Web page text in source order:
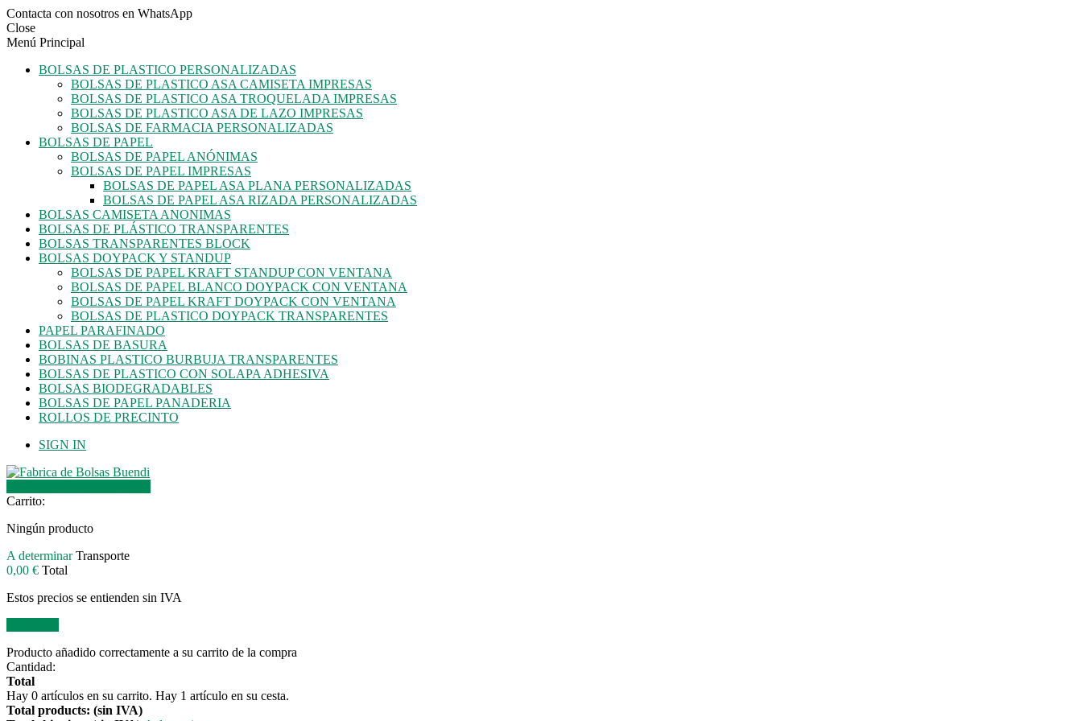
Contacta con nosotros en WhatsApp
Close
Menú Principal
BOLSAS DE PLASTICO PERSONALIZADAS
BOLSAS DE PLASTICO ASA CAMISETA IMPRESAS
BOLSAS DE PLASTICO ASA TROQUELADA IMPRESAS
BOLSAS DE PLASTICO ASA DE LAZO IMPRESAS
BOLSAS DE FARMACIA PERSONALIZADAS
BOLSAS DE PAPEL
BOLSAS DE PAPEL ANÓNIMAS
BOLSAS DE PAPEL IMPRESAS
BOLSAS DE PAPEL ASA PLANA PERSONALIZADAS
BOLSAS DE PAPEL ASA RIZADA PERSONALIZADAS
BOLSAS CAMISETA ANONIMAS
BOLSAS DE PLÁSTICO TRANSPARENTES
BOLSAS TRANSPARENTES BLOCK
BOLSAS DOYPACK Y STANDUP
BOLSAS DE PAPEL KRAFT STANDUP CON VENTANA
BOLSAS DE PAPEL BLANCO DOYPACK CON VENTANA
BOLSAS DE PAPEL KRAFT DOYPACK CON VENTANA
BOLSAS DE PLASTICO DOYPACK TRANSPARENTES
PAPEL PARAFINADO
BOLSAS DE BASURA
BOBINAS PLASTICO BURBUJA TRANSPARENTES
BOLSAS DE PLASTICO CON SOLAPA ADHESIVA
BOLSAS BIODEGRADABLES
BOLSAS DE PAPEL PANADERIA
ROLLOS DE PRECINTO
SIGN IN
Carrito:
Ningún producto
A determinarTransporte
0,00 € Total
Estos precios se entienden sin IVA
Producto añadido correctamente a su carrito de la compra
Cantidad:
Total
Hay 0 artículos en su carrito. Hay 1 artículo en su cesta.
Total products: (sin IVA)